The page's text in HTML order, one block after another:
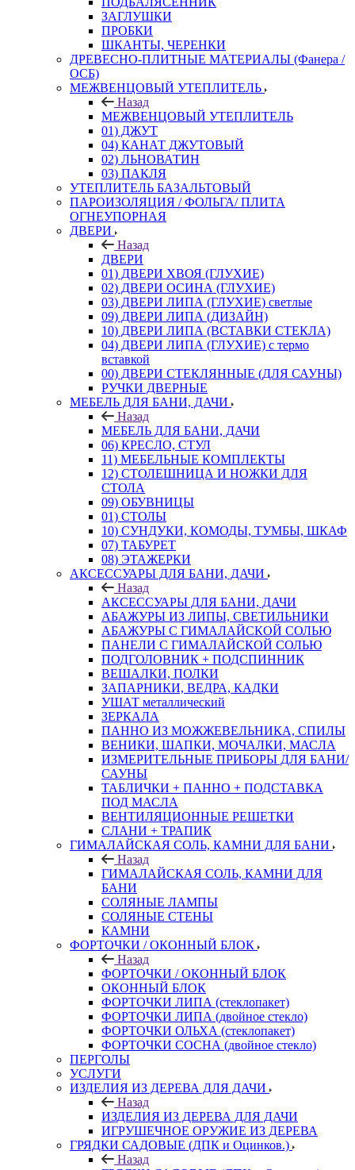
ЗАГЛУШКИ
ПРОБКИ
ШКАНТЫ, ЧЕРЕНКИ
ДРЕВЕСНО-ПЛИТНЫЕ МАТЕРИАЛЫ (Фанера /
ОСБ)
МЕЖВЕНЦОВЫЙ УТЕПЛИТЕЛЬ
Назад
МЕЖВЕНЦОВЫЙ УТЕПЛИТЕЛЬ
01) ДЖУТ
04) КАНАТ ДЖУТОВЫЙ
02) ЛЬНОВАТИН
03) ПАКЛЯ
УТЕПЛИТЕЛЬ БАЗАЛЬТОВЫЙ
ПАРОИЗОЛЯЦИЯ / ФОЛЬГА/ ПЛИТА
ОГНЕУПОРНАЯ
ДВЕРИ
Назад
ДВЕРИ
01) ДВЕРИ ХВОЯ (ГЛУХИЕ)
02) ДВЕРИ ОСИНА (ГЛУХИЕ)
03) ДВЕРИ ЛИПА (ГЛУХИЕ) светлые
09) ДВЕРИ ЛИПА (ДИЗАЙН)
10) ДВЕРИ ЛИПА (ВСТАВКИ СТЕКЛА)
04) ДВЕРИ ЛИПА (ГЛУХИЕ) с термо
вставкой
00) ДВЕРИ СТЕКЛЯННЫЕ (ДЛЯ САУНЫ)
РУЧКИ ДВЕРНЫЕ
МЕБЕЛЬ ДЛЯ БАНИ, ДАЧИ
Назад
МЕБЕЛЬ ДЛЯ БАНИ, ДАЧИ
06) КРЕСЛО, СТУЛ
11) МЕБЕЛЬНЫЕ КОМПЛЕКТЫ
12) СТОЛЕШНИЦА И НОЖКИ ДЛЯ
СТОЛА
09) ОБУВНИЦЫ
01) СТОЛЫ
10) СУНДУКИ, КОМОДЫ, ТУМБЫ, ШКАФ
07) ТАБУРЕТ
08) ЭТАЖЕРКИ
АКСЕССУАРЫ ДЛЯ БАНИ, ДАЧИ
Назад
АКСЕССУАРЫ ДЛЯ БАНИ, ДАЧИ
АБАЖУРЫ ИЗ ЛИПЫ, СВЕТИЛЬНИКИ
АБАЖУРЫ С ГИМАЛАЙСКОЙ СОЛЬЮ
ПАНЕЛИ С ГИМАЛАЙСКОЙ СОЛЬЮ
ПОДГОЛОВНИК + ПОДСПИННИК
ВЕШАЛКИ, ПОЛКИ
ЗАПАРНИКИ, ВЕДРА, КАДКИ
УШАТ металлический
ЗЕРКАЛА
ПАННО ИЗ МОЖЖЕВЕЛЬНИКА, СПИЛЫ
ВЕНИКИ, ШАПКИ, МОЧАЛКИ, МАСЛА
ИЗМЕРИТЕЛЬНЫЕ ПРИБОРЫ ДЛЯ БАНИ/
САУНЫ
ТАБЛИЧКИ + ПАННО + ПОДСТАВКА
ПОД МАСЛА
ВЕНТИЛЯЦИОННЫЕ РЕШЕТКИ
СЛАНИ + ТРАПИК
ГИМАЛАЙСКАЯ СОЛЬ, КАМНИ ДЛЯ БАНИ
Назад
ГИМАЛАЙСКАЯ СОЛЬ, КАМНИ ДЛЯ
БАНИ
СОЛЯНЫЕ ЛАМПЫ
СОЛЯНЫЕ СТЕНЫ
КАМНИ
ФОРТОЧКИ / ОКОННЫЙ БЛОК
Назад
ФОРТОЧКИ / ОКОННЫЙ БЛОК
ОКОННЫЙ БЛОК
ФОРТОЧКИ ЛИПА (стеклопакет)
ФОРТОЧКИ ЛИПА (двойное стекло)
ФОРТОЧКИ ОЛЬХА (стеклопакет)
ФОРТОЧКИ СОСНА (двойное стекло)
ПЕРГОЛЫ
УСЛУГИ
ИЗДЕЛИЯ ИЗ ДЕРЕВА ДЛЯ ДАЧИ
Назад
ИЗДЕЛИЯ ИЗ ДЕРЕВА ДЛЯ ДАЧИ
ИГРУШЕЧНОЕ ОРУЖИЕ ИЗ ДЕРЕВА
ГРЯДКИ САДОВЫЕ (ДПК и Оцинков.)
Назад